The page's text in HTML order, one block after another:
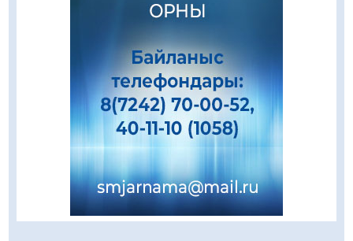
Еңбегі ерлікпен тең мамандық
Даналықтың шырағданы, ой-сананың
шамшырағы
08.08.2026
Кенеге қарсы залалсыздандыру жұмыстары
жүргізілуде
07.08.2026